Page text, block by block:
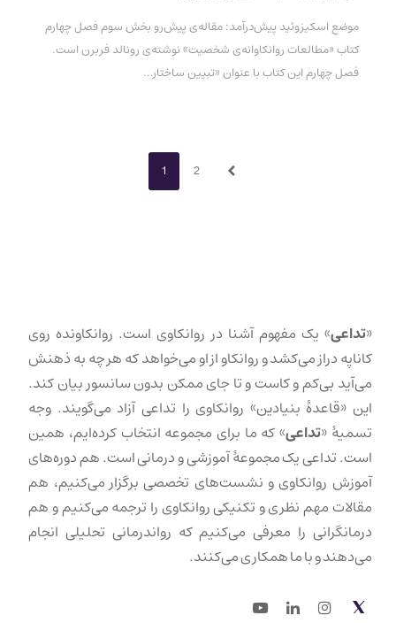
موضع اسکیزوئید پیش‌درآمد: مقاله‌ی پیش‌رو بخش سوم فصل چهارم
کتاب «مطالعات روانکاوانه‌ی شخصیت» نوشته‌ی رونالد فربرن است.
فصل چهارم این کتاب با عنوان «تبیین ساختار…
Page1 Page
2
«تداعی» یک مفهوم آشنا در روانکاوی است. روانکاونده روی
کاناپه دراز می‌کشد و روانکاو از او می‌خواهد که هر چه به ذهنش
می‌آید بی‌کم و کاست و تا جای ممکن بدون سانسور بیان کند.
این «قاعدهٔ بنیادین» روانکاوی را تداعی آزاد می‌گویند. وجه
تسمیهٔ «تداعی» که ما برای مجموعه انتخاب کرده‌ایم، همین
است. تداعی یک مجموعهٔ آموزشی و درمانی است. هم دوره‌های
آموزش روانکاوی و نشست‌های تخصصی برگزار می‌کنیم، هم
مقالات مهم نظری و تکنیکی روانکاوی را ترجمه می‌کنیم و هم
درمانگرانی را معرفی می‌کنیم که رواندرمانی تحلیلی انجام
می‌دهند و با ما همکاری می‌کنند.
Twitter
Instagram
LinkedIn
Youtube